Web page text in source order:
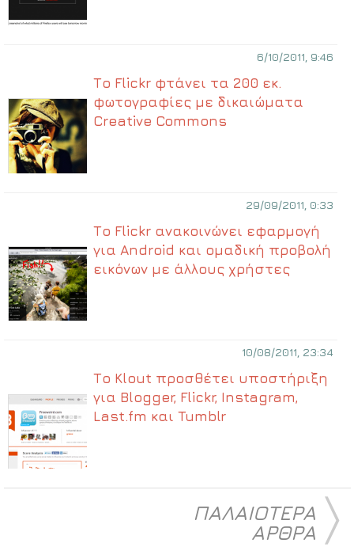
6/10/2011, 9:46
Το Flickr φτάνει τα 200 εκ.
φωτογραφίες με δικαιώματα
Creative Commons
29/09/2011, 0:33
Το Flickr ανακοινώνει εφαρμογή
για Αndroid και ομαδική προβολή
εικόνων με άλλους χρήστες
10/08/2011, 23:34
Το Κlout προσθέτει υποστήριξη
για Blogger, Flickr, Instagram,
Last.fm και Tumblr
〉
ΠΑΛΑΙΟΤΕΡΑ
ΑΡΘΡΑ